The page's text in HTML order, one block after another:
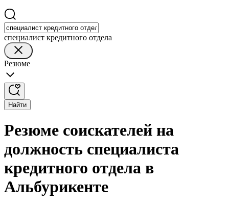
специалист кредитного отдела
Резюме
Найти
Резюме соискателей на
должность специалиста
кредитного отдела в
Альбурикенте